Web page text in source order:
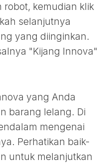
kemudian klik
selanjutnya
yang diinginkan.
"Kijang Innova"
yang Anda
barang lelang. Di
mengenai
Perhatikan baik-
untuk melanjutkan